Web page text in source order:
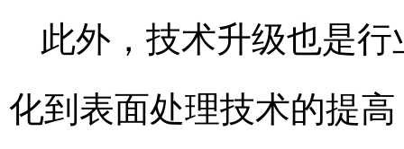
此外，技术升级也是
化到表面处理技术的提